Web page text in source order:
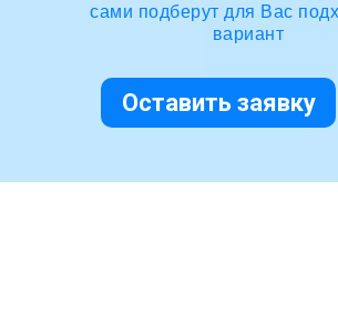
сами подберут для Вас
вариант
Оставить заявку